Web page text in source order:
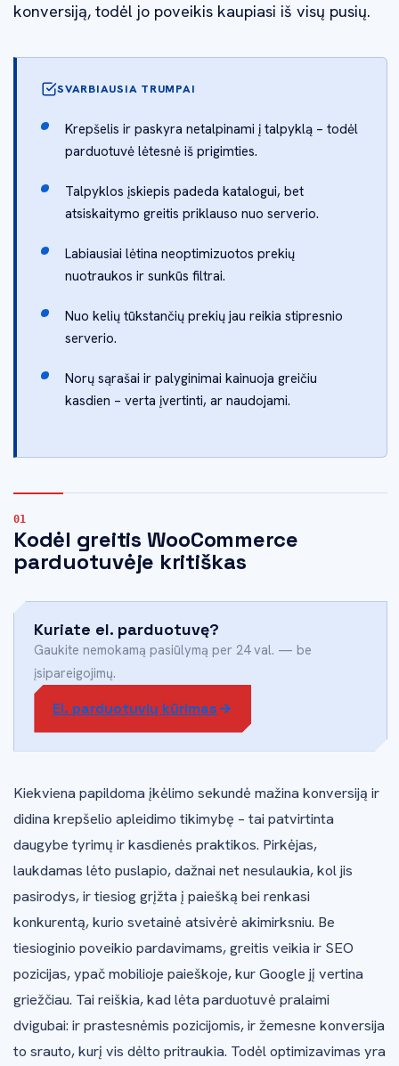
konversiją, todėl jo poveikis kaupiasi iš visų pusių.
SVARBIAUSIA TRUMPAI
Krepšelis ir paskyra netalpinami į talpyklą – todėl
parduotuvė lėtesnė iš prigimties.
Talpyklos įskiepis padeda katalogui, bet
atsiskaitymo greitis priklauso nuo serverio.
Labiausiai lėtina neoptimizuotos prekių
nuotraukos ir sunkūs filtrai.
Nuo kelių tūkstančių prekių jau reikia stipresnio
serverio.
Norų sąrašai ir palyginimai kainuoja greičiu
kasdien – verta įvertinti, ar naudojami.
Kodėl greitis WooCommerce
parduotuvėje kritiškas
Kuriate el. parduotuvę?
Gaukite nemokamą pasiūlymą per 24 val. — be
įsipareigojimų.
El. parduotuvių kūrimas
Kiekviena papildoma įkėlimo sekundė mažina konversiją ir
didina krepšelio apleidimo tikimybę – tai patvirtinta
daugybe tyrimų ir kasdienės praktikos. Pirkėjas,
laukdamas lėto puslapio, dažnai net nesulaukia, kol jis
pasirodys, ir tiesiog grįžta į paiešką bei renkasi
konkurentą, kurio svetainė atsivėrė akimirksniu. Be
tiesioginio poveikio pardavimams, greitis veikia ir SEO
pozicijas, ypač mobilioje paieškoje, kur Google jį vertina
griežčiau. Tai reiškia, kad lėta parduotuvė pralaimi
dvigubai: ir prastesnėmis pozicijomis, ir žemesne konversija
to srauto, kurį vis dėlto pritraukia. Todėl optimizavimas yra